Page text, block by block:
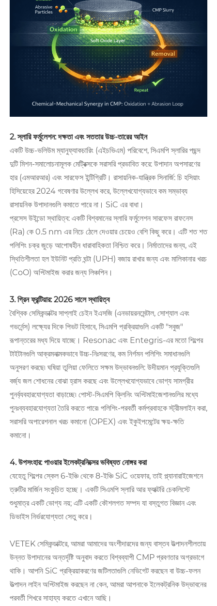
2. স্লারি ফর্মুলেশন: দক্ষতা এবং সততার উচ্চ-তারের আইন
একটি উচ্চ-ভলিউম ম্যানুফ্যাকচারিং (এইচভিএম) পরিবেশে, সিএমপি স্লারির পছন্দ
দুটি মিশন-সমালোচনামূলক মেট্রিক্সকে সরাসরি প্রভাবিত করে: উপাদান অপসারণের
হার (এমআরআর) এবং সারফেস ইন্টিগ্রিটি। রাসায়নিক-যান্ত্রিক সিনার্জি: চি হসিয়াং
হিসিয়েহের 2024 গবেষণার উল্লেখ করে, উল্লেখযোগ্যভাবে কম সম্ভাব্য
রাসায়নিক উপাদানগুলি কমাতে পারে না। SiC এর বাধা।
প্রসেস উইন্ডো স্থায়িত্ব: একটি বিশ্বমানের স্লারি ফর্মুলেশন সারফেস রাফনেস
(Ra) কে 0.5 nm এর নিচে ঠেলে দেওয়ার চেয়েও বেশি কিছু করে। এটি শত শত
পলিশিং চক্র জুড়ে আপোষহীন ধারাবাহিকতা নিশ্চিত করে। নির্মাতাদের জন্য, এই
স্থিতিশীলতা হল ইউনিট প্রতি ঘন্টা (UPH) বজায় রাখার জন্য এবং মালিকানার খরচ
(CoO) অপ্টিমাইজ করার জন্য লিঞ্চপিন।
3. গ্রিন ফ্রন্টিয়ার: 2026 সালে স্থায়িত্ব
বৈশ্বিক সেমিকন্ডাক্টর সাপ্লাই চেইন ইএসজি (এনভায়রনমেন্টাল, সোশ্যাল এবং
গভর্নেন্স) লক্ষ্যের দিকে পিভট হিসাবে, সিএমপি প্রক্রিয়াগুলি একটি "সবুজ"
রূপান্তরের মধ্য দিয়ে যাচ্ছে। Resonac এবং Entegris-এর মতো শিল্পের
টাইটানগুলি আক্রমনাত্মকভাবে উচ্চ-নিঃসরণের, কম নির্গমন পলিশিং সমাধানগুলি
অনুসরণ করছে৷ ঘষিয়া তুলিয়া ফেলিতে সক্ষম উদ্ভাবনগুলি: উদীয়মান প্রযুক্তিগুলি
বর্জ্য জল শোধনের বোঝা হ্রাস করছে এবং উল্লেখযোগ্যভাবে ভোগ্য সামগ্রীর
পুনর্ব্যবহারযোগ্যতা বাড়াচ্ছে৷ পোস্ট-সিএমপি ক্লিনিং অপ্টিমাইজেশানগুলির মধ্যে
পুনঃব্যবহারযোগ্যতা তৈরি করতে পারে৷ পলিশিং-পরবর্তী কর্মপ্রবাহকে স্ট্রীমলাইন করা,
সরাসরি অপারেশনাল খরচ কমানো (OPEX) এবং ইকুইপমেন্টের ক্ষয়-ক্ষতি
কমানো।
4. উপসংহার: পাওয়ার ইলেকট্রনিক্সের ভবিষ্যত নোঙ্গর করা
যেহেতু শিল্পের স্কেল 6-ইঞ্চি থেকে 8-ইঞ্চি SiC ওয়েফার, তাই প্ল্যানারাইজেশনে
ত্রুটির মার্জিন সংকুচিত হচ্ছে। একটি সিএমপি স্লারি আর ফ্যাক্টরি চেকলিস্টে
শুধুমাত্র একটি ভোগ্য নয়; এটি একটি কৌশলগত সম্পদ যা বস্তুগত বিজ্ঞান এবং
ডিভাইস নির্ভরযোগ্যতা সেতু করে।
VETEK সেমিকন্ডাক্টরে, আমরা আমাদের অংশীদারদের জন্য বাস্তব উত্পাদনশীলতায়
উন্নত উপাদানের অন্তর্দৃষ্টি অনুবাদ করতে বিশ্বব্যাপী CMP প্রবণতার অগ্রভাগে
থাকি। আপনি SiC প্রক্রিয়াকরণের জটিলতাগুলি নেভিগেট করছেন বা উচ্চ-ফলন
উত্পাদন লাইন অপ্টিমাইজ করছেন না কেন, আমরা আপনাকে ইলেকট্রনিক উদ্ভাবনের
পরবর্তী শিখরে সাহায্য করতে এখানে আছি।